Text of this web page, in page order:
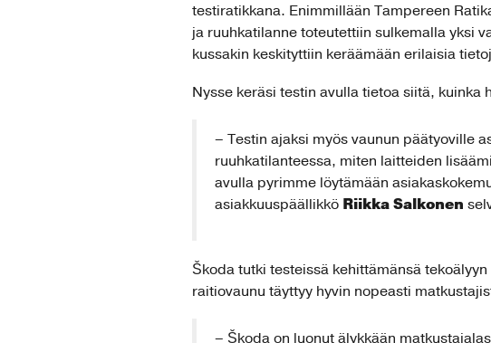
testiratikkana. Enimmillään Tampereen
ja ruuhkatilanne toteutettiin sulkemalla yksi
kussakin keskityttiin keräämään erilaisia
Nysse keräsi testin avulla tietoa siitä,
– Testin ajaksi myös vaunun päätyoville
ruuhkatilanteessa, miten laitteiden
avulla pyrimme löytämään
asiakkuuspäällikkö Riikka Salkonen
Škoda tutki testeissä kehittämänsä
raitiovaunu täyttyy hyvin nopeasti
– Škoda on luonut älykkään